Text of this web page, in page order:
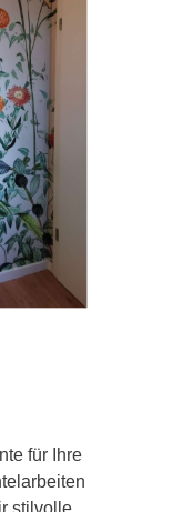
für Ihre